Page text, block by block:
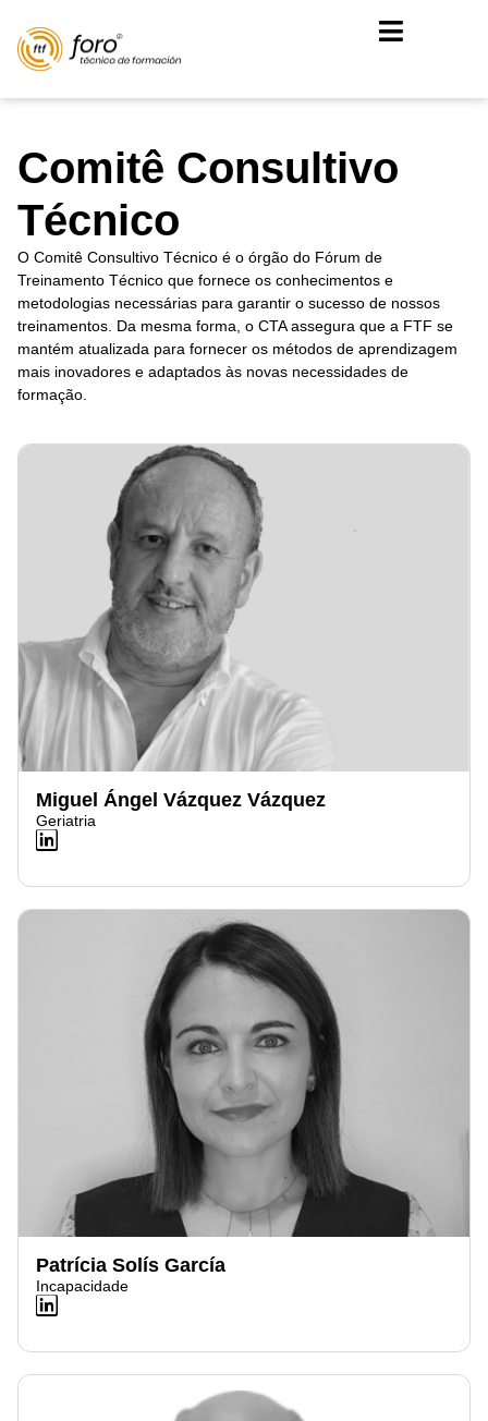
Comitê Consultivo
Técnico
O Comitê Consultivo Técnico é o órgão do Fórum de
Treinamento Técnico que fornece os conhecimentos e
metodologias necessárias para garantir o sucesso de nossos
treinamentos. Da mesma forma, o CTA assegura que a FTF se
mantém atualizada para fornecer os métodos de aprendizagem
mais inovadores e adaptados às novas necessidades de
formação.
Miguel Ángel Vázquez Vázquez
Geriatria
Patrícia Solís García
Incapacidade